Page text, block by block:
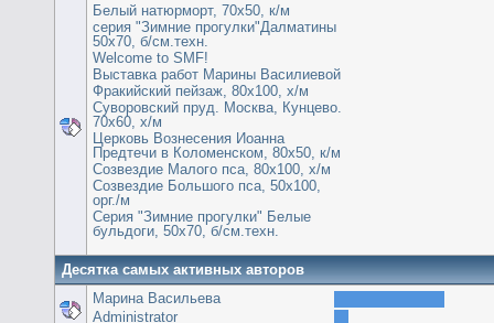
Белый натюрморт, 70х50, к/м
серия "Зимние прогулки"Далматины
50х70, б/см.техн.
Welcome to SMF!
Выставка работ Марины Василиевой
Фракийский пейзаж, 80х100, х/м
Суворовский пруд. Москва, Кунцево.
70х60, х/м
Церковь Вознесения Иоанна
Предтечи в Коломенском, 80х50, к/м
Созвездие Малого пса, 80х100, х/м
Созвездие Большого пса, 50х100,
орг./м
Серия "Зимние прогулки" Белые
бульдоги, 50х70, б/см.техн.
Десятка самых активных авторов
Марина Васильева
Administrator